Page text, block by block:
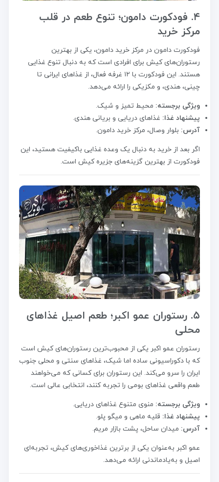
۴. فودکورت دامون؛ تنوع طعم در قلب
مرکز خرید
فودکورت دامون در مرکز خرید دامون، یکی از بهترین
رستوران‌های کیش برای افرادی است که به دنبال تنوع غذایی
هستند. این فودکورت با ۱۲ غرفه فعال، از غذاهای ایرانی تا
چینی، هندی، و مکزیکی را ارائه می‌دهد.
ویژگی برجسته: محیط تمیز و شیک.
پیشنهاد غذا: غذاهای دریایی و بریانی هندی.
آدرس: بلوار وصال، مرکز خرید دامون.
اگر بعد از خرید به دنبال یک وعده غذایی باکیفیت هستید، این
فودکورت از بهترین گزینه‌های جزیره کیش است.
۵. رستوران عمو اکبر؛ طعم اصیل غذاهای
محلی
رستوران عمو اکبر یکی از محبوب‌ترین رستوران‌های کیش است
که با دکوراسیونی ساده اما شیک، غذاهای سنتی و محلی جنوب
ایران را سرو می‌کند. این رستوران برای کسانی که می‌خواهند
طعم واقعی غذاهای بومی را تجربه کنند، انتخابی عالی است.
ویژگی برجسته: منوی متنوع غذاهای دریایی.
پیشنهاد غذا: قلیه ماهی و میگو پلو.
آدرس: میدان ساحل، پشت بازار مریم.
عمو اکبر به‌عنوان یکی از برترین غذاخوری‌های کیش، تجربه‌ای
اصیل و به‌یادماندنی ارائه می‌دهد.